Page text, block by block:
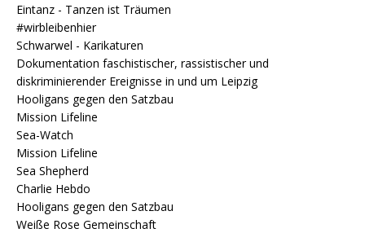
Eintanz - Tanzen ist Träumen
#wirbleibenhier
Schwarwel - Karikaturen
Dokumentation faschistischer, rassistischer und
diskriminierender Ereignisse in und um Leipzig
Hooligans gegen den Satzbau
Mission Lifeline
Sea-Watch
Mission Lifeline
Sea Shepherd
Charlie Hebdo
Hooligans gegen den Satzbau
Weiße Rose Gemeinschaft